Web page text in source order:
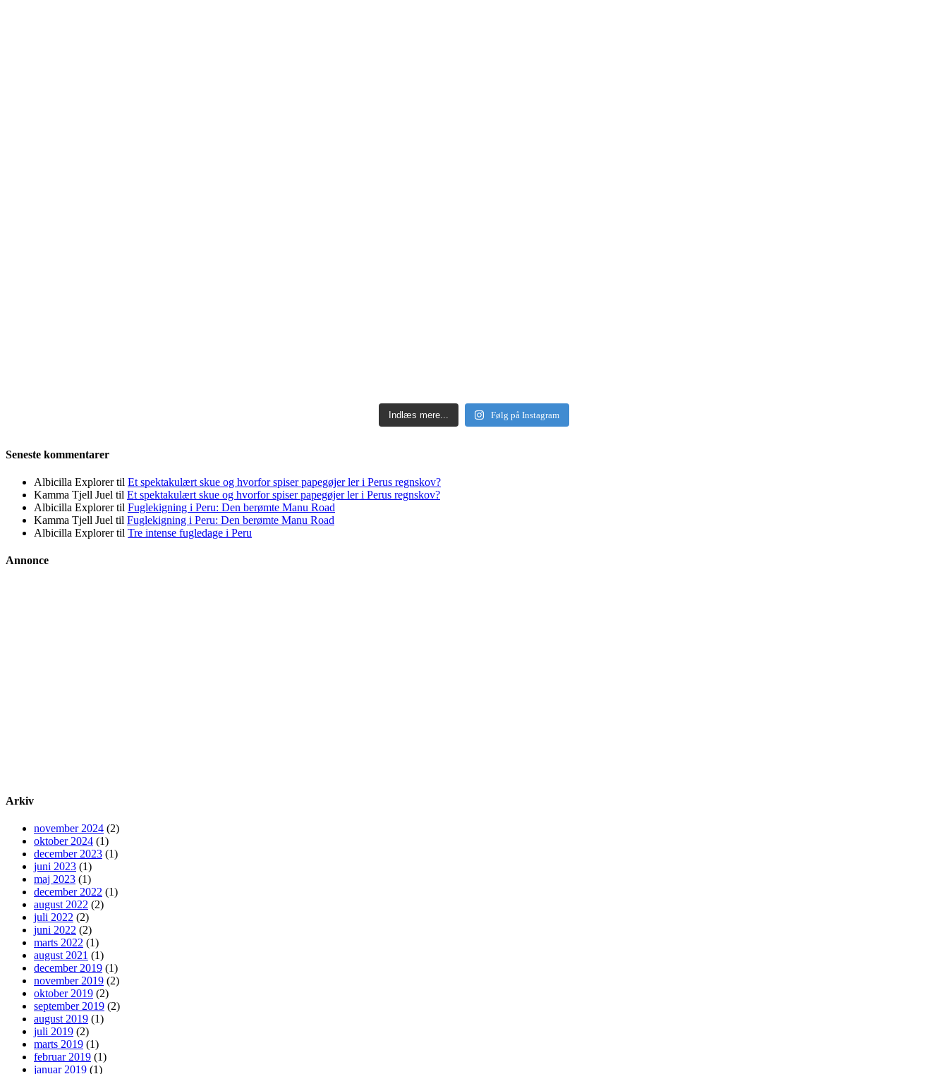
Indlæs mere... Følg på Instagram
Seneste kommentarer
Albicilla Explorertil Et spektakulært skue og hvorfor spiser papegøjer ler i Perus regnskov?
Kamma Tjell Juel til Et spektakulært skue og hvorfor spiser papegøjer ler i Perus regnskov?
Albicilla Explorertil Fuglekigning i Peru: Den berømte Manu Road
Kamma Tjell Juel til Fuglekigning i Peru: Den berømte Manu Road
Albicilla Explorertil Tre intense fugledage i Peru
Annonce
Arkiv
november 2024 (2)
oktober 2024 (1)
december 2023 (1)
juni 2023 (1)
maj 2023 (1)
december 2022 (1)
august 2022 (2)
juli 2022 (2)
juni 2022 (2)
marts 2022 (1)
august 2021 (1)
december 2019 (1)
november 2019 (2)
oktober 2019 (2)
september 2019 (2)
august 2019 (1)
juli 2019 (2)
marts 2019 (1)
februar 2019 (1)
januar 2019 (1)